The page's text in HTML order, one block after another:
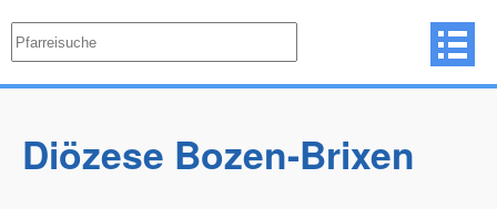
Diözese Bozen-Brixen